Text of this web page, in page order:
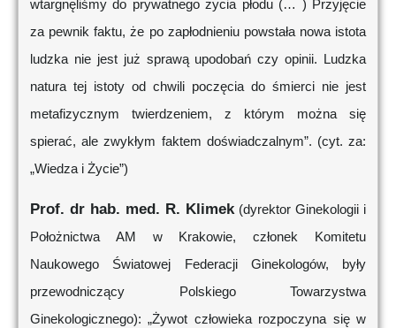
wtargnęliśmy do prywatnego życia płodu (… ) Przyjęcie
za pewnik faktu, że po zapłodnieniu powstała nowa istota
ludzka nie jest już sprawą upodobań czy opinii. Ludzka
natura tej istoty od chwili poczęcia do śmierci nie jest
metafizycznym twierdzeniem, z którym można się
spierać, ale zwykłym faktem doświadczalnym”. (cyt. za:
„Wiedza i Życie”)
Prof. dr hab. med. R. Klimek (dyrektor Ginekologii i
Położnictwa AM w Krakowie, członek Komitetu
Naukowego Światowej Federacji Ginekologów, były
przewodniczący Polskiego Towarzystwa
Ginekologicznego): „Żywot człowieka rozpoczyna się w